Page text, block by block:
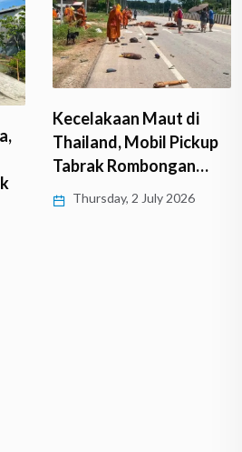
Kecelakaan Maut di
Thailand, Mobil Pickup
Tabrak Rombongan…
Thursday, 2 July 2026